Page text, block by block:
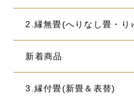
2.縁無畳(へりなし畳・り
新着商品
3.縁付畳(新畳＆表替)